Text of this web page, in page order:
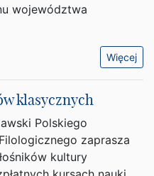
województwa
Więcej
klasycznych
Polskiego
zaprasza
kultury